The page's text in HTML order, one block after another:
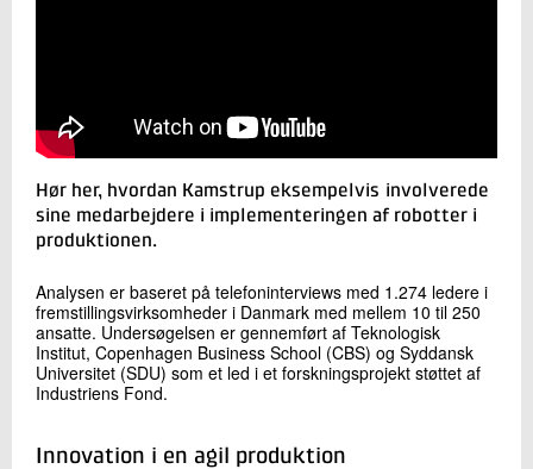
Hør her, hvordan Kamstrup eksempelvis involverede
sine medarbejdere i implementeringen af robotter i
produktionen.
Analysen er baseret på telefoninterviews med 1.274 ledere i
fremstillingsvirksomheder i Danmark med mellem 10 til 250
ansatte. Undersøgelsen er gennemført af Teknologisk
Institut, Copenhagen Business School (CBS) og Syddansk
Universitet (SDU) som et led i et forskningsprojekt støttet af
Industriens Fond.
Innovation i en agil produktion